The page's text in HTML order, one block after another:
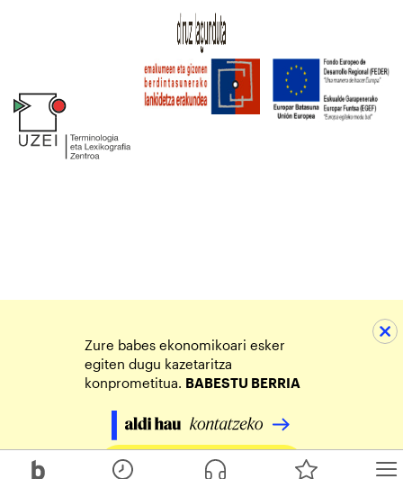
Zure babes ekonomikoari esker
egiten dugu kazetaritza
konprometitua. BABESTU BERRIA
Egin zure ekarpena